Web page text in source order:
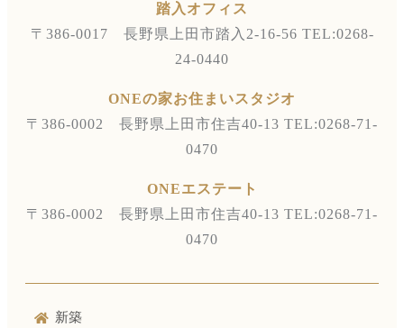
踏入オフィス
〒386-0017 長野県上田市踏入2-16-56 TEL:0268-
24-0440
ONEの家お住まいスタジオ
〒386-0002 長野県上田市住吉40-13 TEL:0268-71-
0470
ONEエステート
〒386-0002 長野県上田市住吉40-13 TEL:0268-71-
0470
新築